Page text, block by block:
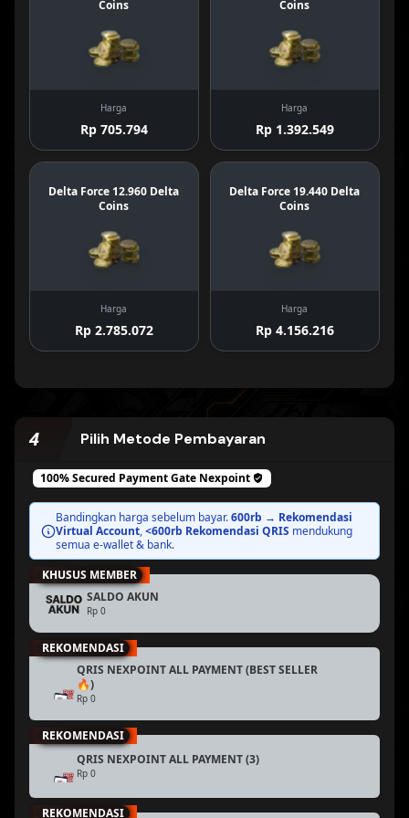
Coins
Harga
Rp 705.794
Coins
Harga
Rp 1.392.549
Delta Force 12.960 Delta
Coins
Harga
Rp 2.785.072
Delta Force 19.440 Delta
Coins
Harga
Rp 4.156.216
4 Pilih Metode Pembayaran
100% Secured Payment Gate Nexpoint
Bandingkan harga sebelum bayar.600rb → Rekomendasi
Virtual Account,<600rb Rekomendasi QRIS mendukung
semua e-wallet & bank.
SALDO AKUN
Rp 0
BEST PRICE
KHUSUS MEMBER
QRIS NEXPOINT ALL PAYMENT (BEST SELLER
🔥)
Rp 0
REKOMENDASI
QRIS NEXPOINT ALL PAYMENT (3)
Rp 0
REKOMENDASI
REKOMENDASI